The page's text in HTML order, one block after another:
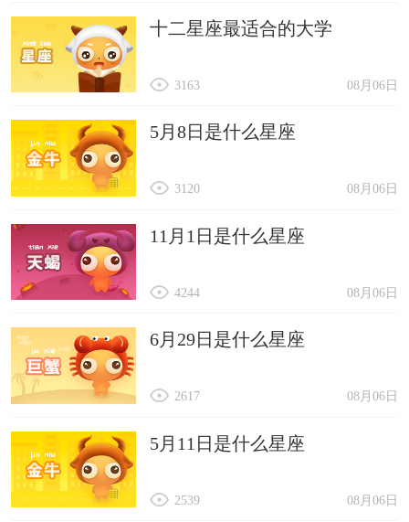
十二星座最适合的大学
08月06日
3163
5月8日是什么星座
08月06日
3120
11月1日是什么星座
08月06日
4244
6月29日是什么星座
08月06日
2617
5月11日是什么星座
08月06日
2539